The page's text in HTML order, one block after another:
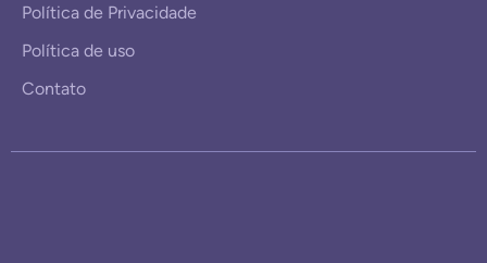
Política de Privacidade
Política de uso
Contato